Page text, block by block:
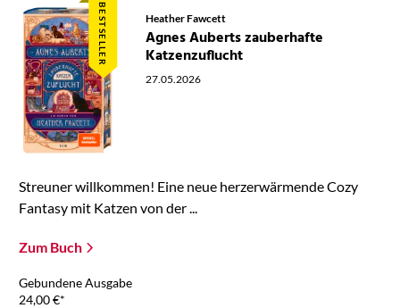
BESTSELLER Heather Fawcett
Agnes Auberts zauberhafte
Katzenzuflucht
27.05.2026
Streuner willkommen! Eine neue herzerwärmende Cozy
Fantasy mit Katzen von der ...
Zum Buch
Gebundene Ausgabe
24,00€*